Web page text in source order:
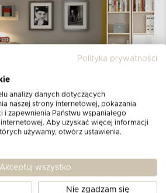
Polityka prywatności
analizy danych dotyczących
naszej strony internetowej, pokazania
i zapewnienia Państwu wspaniałego
Aby uzyskać więcej informacji
używamy, otwórz ustawienia.
Akceptuj wszystko
Nie zgadzam się